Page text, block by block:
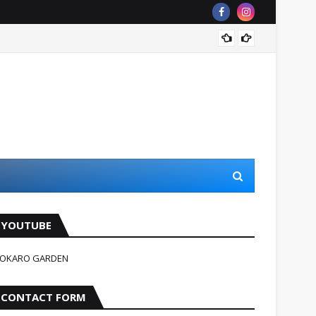
YOUTUBE
GARDEN
CONTACT FORM